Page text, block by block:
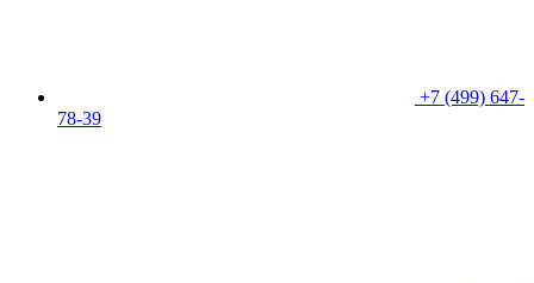
+7 (499) 647-
78-39